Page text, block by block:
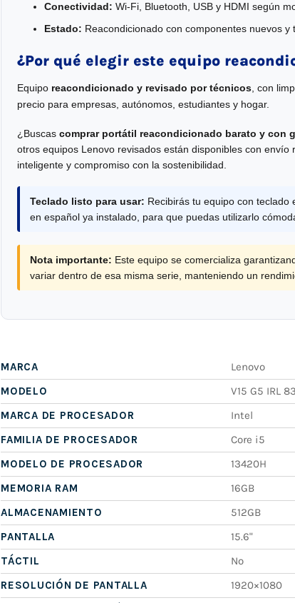
Conectividad: Wi-Fi, Bluetooth, USB y HDMI según
Estado: Reacondicionado con componentes nuevos y
¿Por qué elegir este equipo
Equipo reacondicionado y revisado por técnicos, con
precio para empresas, autónomos, estudiantes y hogar.
¿Buscas comprar portátil reacondicionado barato y con
otros equipos Lenovo revisados están disponibles con
inteligente y compromiso con la sostenibilidad.
Teclado listo para usar: Recibirás tu equipo con
en español ya instalado, para que puedas utilizarlo
Nota importante: Este equipo se comercializa
variar dentro de esa misma serie, manteniendo un
MARCA
Lenovo
MODELO
V15 G5 IRL
MARCA DE PROCESADOR
Intel
FAMILIA DE PROCESADOR
Core i5
MODELO DE PROCESADOR
13420H
MEMORIA RAM
16GB
ALMACENAMIENTO
512GB
PANTALLA
15.6"
TÁCTIL
No
RESOLUCIÓN DE PANTALLA
1920×1080